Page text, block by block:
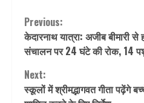
Continue
Reading
Previous:
केदारनाथ यात्रा: अजीब बीमारी
संचालन पर 24 घंटे की रोक, 14
Next:
स्कूलों में श्रीमद्भागवत गीता पढ़ेंगे